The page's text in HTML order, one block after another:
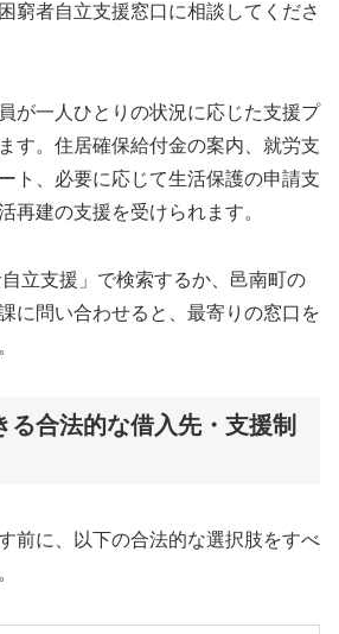
窮者自立支援窓口に相談してくださ
が一人ひとりの状況に応じた支援プ
す。住居確保給付金の案内、就労支
ト、必要に応じて生活保護の申請支
再建の支援を受けられます。
自立支援」で検索するか、邑南町の
に問い合わせると、最寄りの窓口を
る合法的な借入先・支援制
前に、以下の合法的な選択肢をすべ